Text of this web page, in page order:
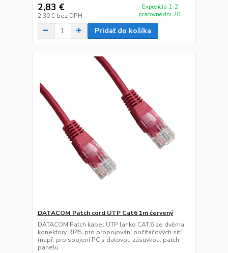
2,83 €
2,30 € bez DPH
Expedícia 1-2
pracovné dni 20
Pridať do košíka
DATACOM Patch cord UTP Cat6 1m červený
DATACOM Patch kabel UTP lanko CAT.6 se dvěma
konektory RJ45, pro propojování počítačových sítí
(např. pro spojení PC s datovou zásuvkou, patch
panelu ...